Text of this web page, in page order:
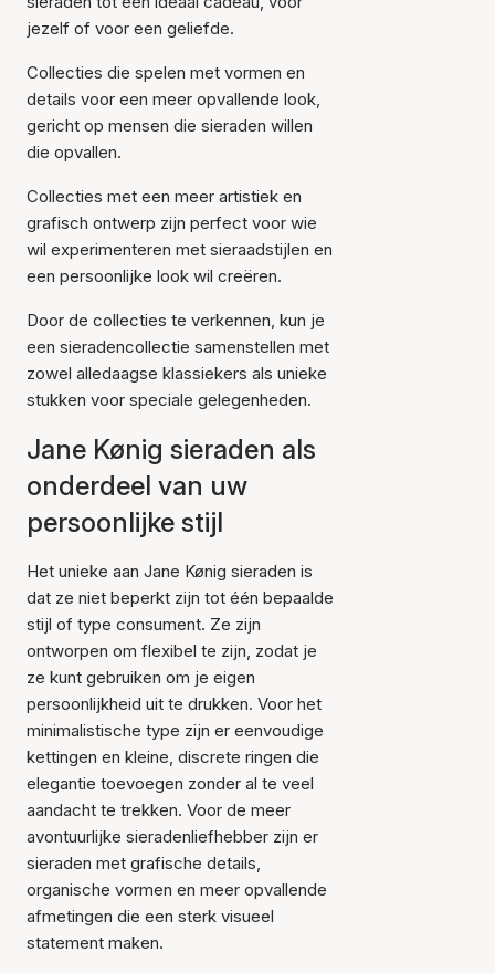
jezelf of voor een geliefde.
Collecties die spelen met vormen en
details voor een meer opvallende look,
gericht op mensen die sieraden willen
die opvallen.
Collecties met een meer artistiek en
grafisch ontwerp zijn perfect voor wie
wil experimenteren met sieraadstijlen en
een persoonlijke look wil creëren.
Door de collecties te verkennen, kun je
een sieradencollectie samenstellen met
zowel alledaagse klassiekers als unieke
stukken voor speciale gelegenheden.
Jane Kønig sieraden als
onderdeel van uw
persoonlijke stijl
Het unieke aan Jane Kønig sieraden is
dat ze niet beperkt zijn tot één bepaalde
stijl of type consument. Ze zijn
ontworpen om flexibel te zijn, zodat je
ze kunt gebruiken om je eigen
persoonlijkheid uit te drukken. Voor het
minimalistische type zijn er eenvoudige
kettingen en kleine, discrete ringen die
elegantie toevoegen zonder al te veel
aandacht te trekken. Voor de meer
avontuurlijke sieradenliefhebber zijn er
sieraden met grafische details,
organische vormen en meer opvallende
afmetingen die een sterk visueel
statement maken.